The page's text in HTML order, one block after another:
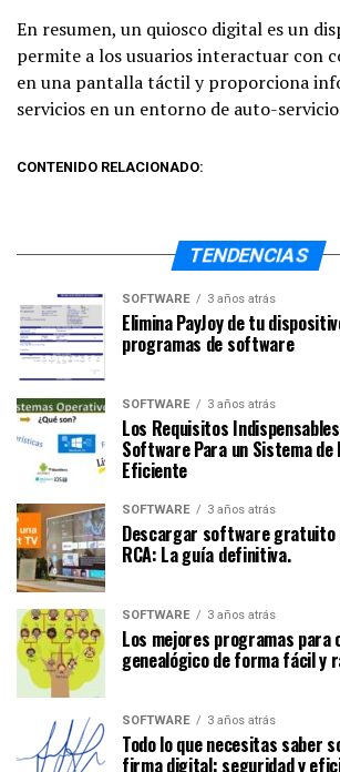
En resumen, un quiosco digital es un
permite a los usuarios interactuar con
en una pantalla táctil y proporciona
servicios en un entorno de auto-
CONTENIDO RELACIONADO:
TENDENCIAS
SOFTWARE 3 años atrás
Elimina PayJoy de tu
programas de software
SOFTWARE 3 años atrás
Los Requisitos
Software Para un Sistema
Eficiente
SOFTWARE 3 años atrás
Descargar software gratuito
RCA: La guía definitiva.
SOFTWARE 3 años atrás
Los mejores programas
genealógico de forma fácil y
SOFTWARE 3 años atrás
Todo lo que necesitas saber
firma digital: seguridad y